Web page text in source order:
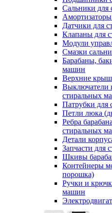
Сальники для
Датчики для
Клапаны для
Модули
Смазки
Барабаны,
машин
Верхние
Выключатели
стиральных
Патрубки для
Петли люка
Ребра
стиральных
Детали
Запчасти для
Шкивы
Контейнеры
порошка)
Ручки и
машин